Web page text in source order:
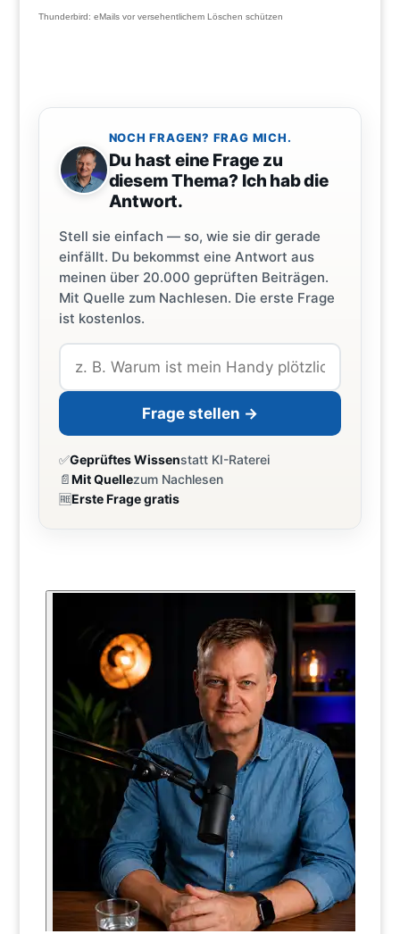
Thunderbird: eMails vor versehentlichem Löschen schützen
NOCH FRAGEN? FRAG MICH.
Du hast eine Frage zu
diesem Thema? Ich hab die
Antwort.
Stell sie einfach — so, wie sie dir gerade
einfällt. Du bekommst eine Antwort aus
meinen über 20.000 geprüften Beiträgen.
Mit Quelle zum Nachlesen. Die erste Frage
ist kostenlos.
Frage stellen →
✅Geprüftes Wissenstatt KI-Raterei
📄Mit Quellezum Nachlesen
🆓Erste Frage gratis